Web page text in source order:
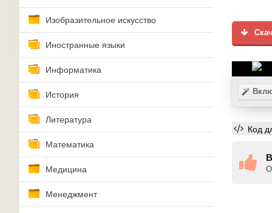
Изобразительное искусство
Иностранные языки
Информатика
История
Литература
Математика
Медицина
Менеджмент
Код